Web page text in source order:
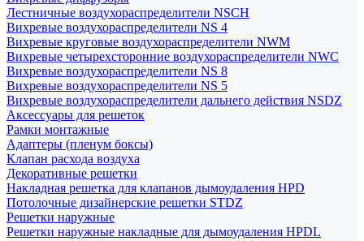
Лестничные воздухораспределители NSCH
Вихревые воздухораспределители NS 4
Вихревые круговые воздухораспределители NWM
Вихревые четырехсторонние воздухораспределители NWC
Вихревые воздухораспределители NS 8
Вихревые воздухораспределители NS 5
Вихревые воздухораспределители дальнего действия NSDZ
Аксессуары для решеток
Рамки монтажные
Адаптеры (пленум боксы)
Клапан расхода воздуха
Декоративные решетки
Накладная решетка для клапанов дымоудаления HPD
Потолочные дизайнерские решетки STDZ
Решетки наружные
Решетки наружные накладные для дымоудаления HPDL